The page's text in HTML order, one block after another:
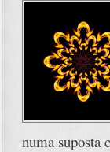
numa suposta